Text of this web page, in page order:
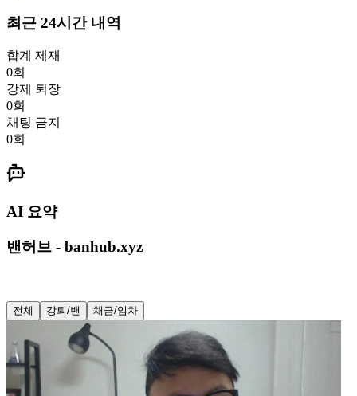
최근 24시간 내역
합계 제재
0회
강제 퇴장
0회
채팅 금지
0회
AI 요약
밴허브 - banhub.xyz
전체 강퇴/밴 채금/임차